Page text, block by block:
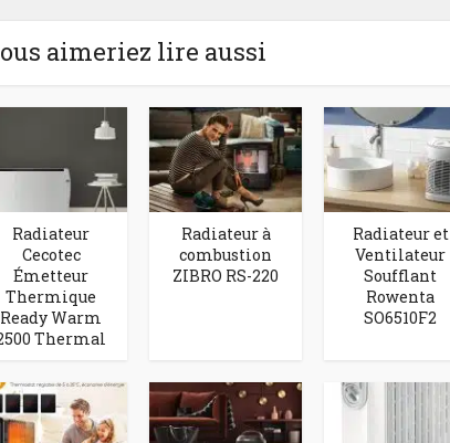
aimeriez lire aussi
Radiateur
Cecotec
Émetteur
Thermique
Ready Warm
Thermal
Radiateur à
combustion
ZIBRO RS-220
Radiateur et
Ventilateur
Soufflant
Rowenta
SO6510F2